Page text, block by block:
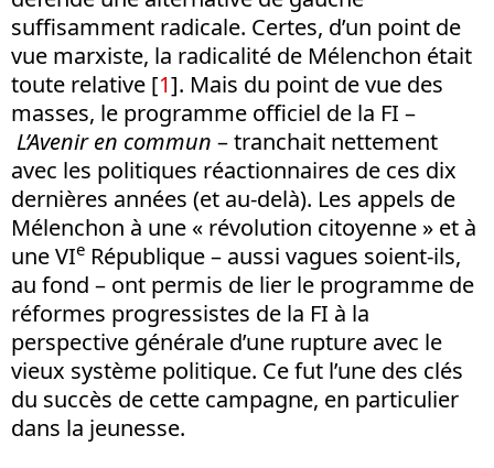
suffisamment radicale. Certes, d’un point de
vue marxiste, la radicalité de Mélenchon était
toute relative [1]. Mais du point de vue des
masses, le programme officiel de la FI –
L’Avenir en commun – tranchait nettement
avec les politiques réactionnaires de ces dix
dernières années (et au-delà). Les appels de
Mélenchon à une « révolution citoyenne » et à
une VIe République – aussi vagues soient-ils,
au fond – ont permis de lier le programme de
réformes progressistes de la FI à la
perspective générale d’une rupture avec le
vieux système politique. Ce fut l’une des clés
du succès de cette campagne, en particulier
dans la jeunesse.